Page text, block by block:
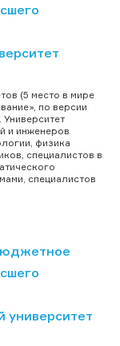
(5 место в мире
по версии
и инженеров
физика
специалистов в
специалистов
университет